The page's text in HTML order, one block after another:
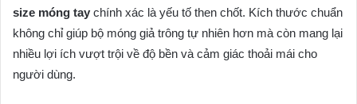
size móng tay chính xác là yếu tố then chốt. Kích thước chuẩn
không chỉ giúp bộ móng giả trông tự nhiên hơn mà còn mang lại
nhiều lợi ích vượt trội về độ bền và cảm giác thoải mái cho
người dùng.